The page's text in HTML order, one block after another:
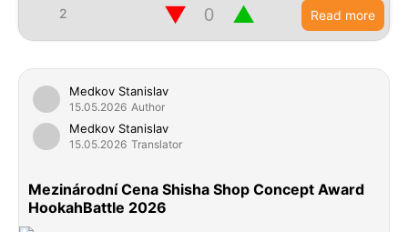
2 ▲
▼ Read more
Medkov Stanislav
15.05.2026 Author
Medkov Stanislav
15.05.2026 Translator
Mezinárodní Cena Shisha Shop Concept Award
HookahBattle 2026